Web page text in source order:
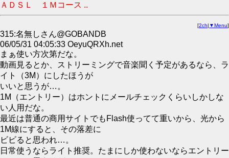
ＡＤＳＬ １Ｍコース ..
[2ch| ▼Menu]
315:名無しさん@GOBANDB
06/05/31 04:05:33 OeyuQRXh.net
まぁ使い方次第だな。
動画見るとか、ストリーミングで音楽聞く予定があるなら、ラ
イト（3M）にしたほうが
いいと思うが…。
1M（エントリー）はホントにメールチェックくらいしかしな
い人用だな。
最近は普通の商用サイトでもFlash使ってて重いから、光から
1M線にすると、その落差に
ビビると思われ…。
日常使うならライト推奨。たまにしか使わないならエントリー